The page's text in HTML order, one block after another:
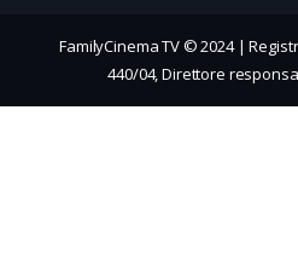
FamilyCinema TV © 2024 |
440/04, Direttore